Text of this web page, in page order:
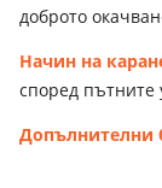
доброто
Начин на
според пътните
Допълнителни